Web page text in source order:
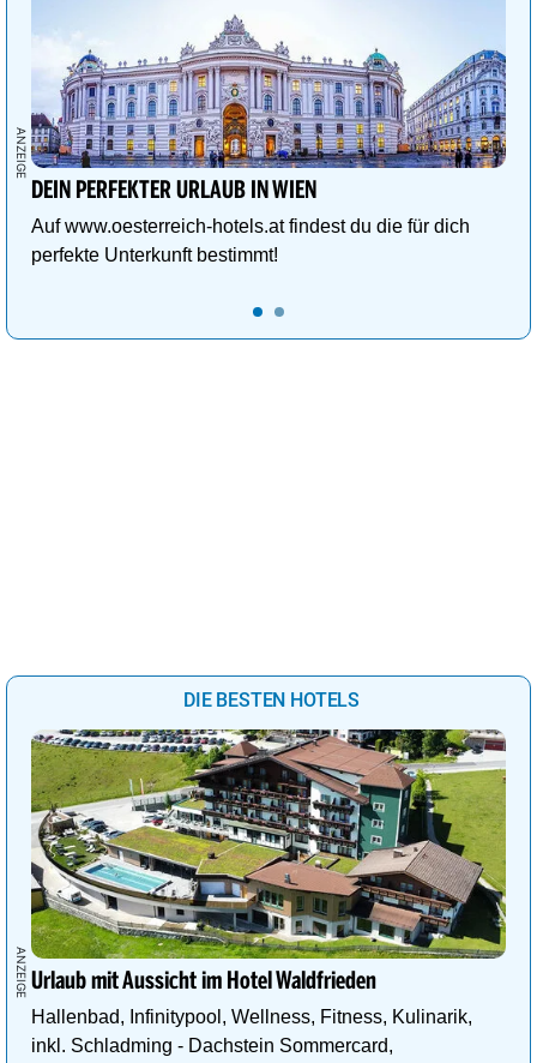
DEIN PERFEKTER URLAUB IN WIEN
Auf www.oesterreich-hotels.at findest du die für dich
perfekte Unterkunft bestimmt!
DIE BESTEN HOTELS
Urlaub mit Aussicht im Hotel Waldfrieden
Hallenbad, Infinitypool, Wellness, Fitness, Kulinarik,
inkl. Schladming - Dachstein Sommercard,